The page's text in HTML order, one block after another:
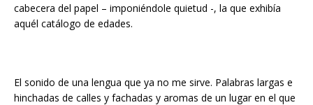
cabecera del papel – imponiéndole quietud -, la que exhibía
aquél catálogo de edades.
El sonido de una lengua que ya no me sirve. Palabras largas e
hinchadas de calles y fachadas y aromas de un lugar en el que